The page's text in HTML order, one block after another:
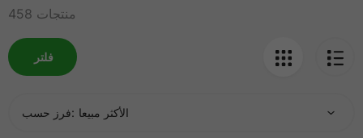
458 منتجات
فلتر
فرز حسب: